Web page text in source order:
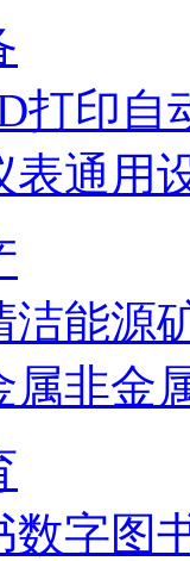
打印自
表通用
洁能源
属非金
数字图